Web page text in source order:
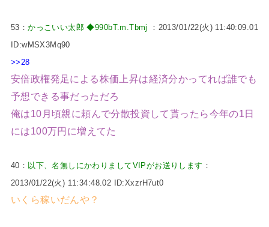
53：かっこいい太郎 ◆990bT.m.Tbmj
：2013/01/22(火) 11:40:09.01
ID:wMSX3Mq90
>>28
安倍政権発足による株価上昇は経済分かってれば誰でも
予想できる事だっただろ
俺は10月頃親に頼んで分散投資して貰ったら今年の1日
には100万円に増えてた
40： 以下、名無しにかわりましてVIPがお送りします ：
2013/01/22(火) 11:34:48.02 ID:XxzrH7ut0
いくら稼いだんや？